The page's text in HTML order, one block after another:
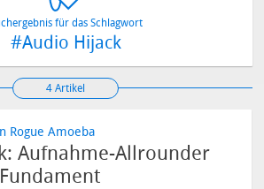
für das Schlagwort
#Audio Hijack
4 Artikel
Rogue Amoeba
Aufnahme-Allrounder